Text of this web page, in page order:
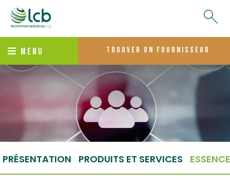
MENU trouver un fournisseur
PRÉSENTATION PRODUITS ET SERVICES